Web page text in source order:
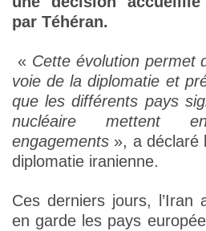
par Téhéran.
« Cette évolution permet
voie de la diplomatie et
que les différents pays
nucléaire mettent
engagements », a déclaré
diplomatie iranienne.
Ces derniers jours, l’Iran
en garde les pays